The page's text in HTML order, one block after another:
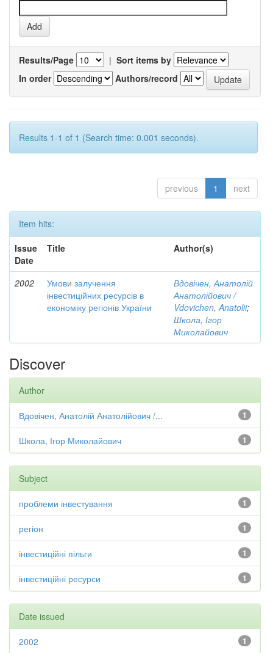
Results/Page | Sort items by
In order
Authors/record
Results 1-1 of 1 (Search time: 0.001 seconds).
previous 1 next
Item hits:
Issue
Date
Title Author(s)
2002
Умови залучення
інвестиційних ресурсів в
економіку регіонів України
Вдовічен, Анатолій
Анатолійович /
Vdovichen, Anatolii;
Школа, Ігор
Миколайович
Discover
Author
1
Вдовічен, Анатолій Анатолійович /...
1
Школа, Ігор Миколайович
Subject
1
проблеми інвестування
1
регіон
1
інвестиційні пільги
1
інвестиційні ресурси
Date issued
1
2002